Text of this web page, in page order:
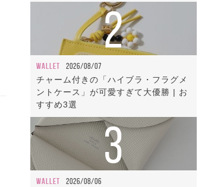
2
WALLET 2026/08/07
チャーム付きの「ハイブラ・フラグメ
ントケース」が可愛すぎて大優勝 | お
すすめ3選
3
WALLET 2026/08/06